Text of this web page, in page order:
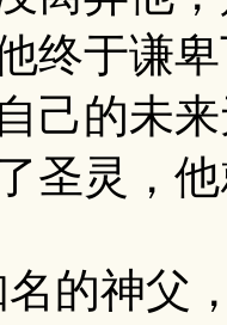
终于谦
己的未
圣灵，
神父，